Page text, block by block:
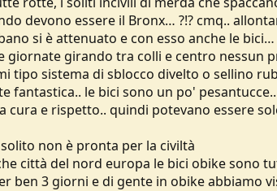
devono essere il Bronx… ?!? cmq..
si è attenuato e con esso anche le
giornate girando tra colli e centro nessun
tipo sistema di sblocco divelto o sellino
fantastica.. le bici sono un po'
cura e rispetto.. quindi potevano essere
non è pronta per la civiltà
città del nord europa le bici obike sono
ben 3 giorni e di gente in obike abbiamo